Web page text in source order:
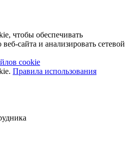
чтобы обеспечивать
сайта и анализировать сетевой
cookie
Правила использования